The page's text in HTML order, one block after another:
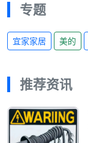
专题
宜家家居 美的
推荐资讯